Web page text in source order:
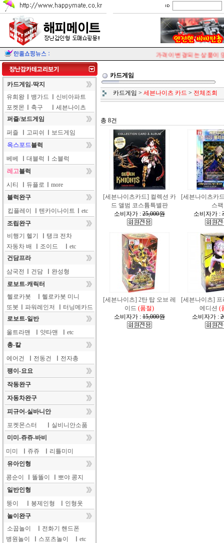
가격이 변경되는 상품이
카드게임-딱지
유희왕
뱅가드
신비아파트
포켓몬
축구
세븐나이츠
퍼즐/보드게임
퍼즐
고피쉬
보드게임
옥스포드블럭
베베
대블럭
소블럭
레고블럭
시티
듀플로
more
블럭완구
킵플레이
텐카이나이트
etc
조립완구
비행기 헬기
탱크 전차
자동차 배
조이드
etc
건담프라
삼국전
건담
완성형
로보트-캐릭터
헬로카봇
헬로카봇 미니
또봇
파워레인저
터닝메카드
로보트-일반
울트라맨
얏타맨
etc
총-칼
에어건
전동건
전자총
팽이-요요
작동완구
자동차완구
피규어-실바니안
포켓몬스터
실비니안소품
미미-쥬쥬-바비
미미
쥬쥬
리틀미미
유아인형
콩순이
똘똘이
뽀야 콩지
일반인형
뚱이
봉제인형
인형옷
놀이완구
소꿉놀이
전화기 핸드폰
병원놀이
스포츠놀이
etc
카드게임
카드게임 > 세븐나이츠 카드 > 전체조회
총 8건
[세븐나이츠카드] 컬렉션 카
드 앨범 코스튬특별판
소비자가 : 25,000원
[세븐나이츠카
스팩
소비자가 :
[세븐나이츠] 2탄 탑 오브 레
이드 (품절)
소비자가 : 15,000원
[세븐나이츠]
에디션 (
소비자가 :